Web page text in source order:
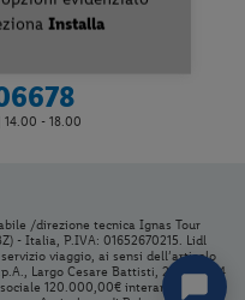
14.00 - 18.00
/direzione tecnica Ignas Tour
- Italia, P.IVA: 01652670215. Lidl
viaggio, ai sensi dell’articolo
Largo Cesare Battisti, 28 - 39044
120.000,00€ interamente
evidenziato
Installa